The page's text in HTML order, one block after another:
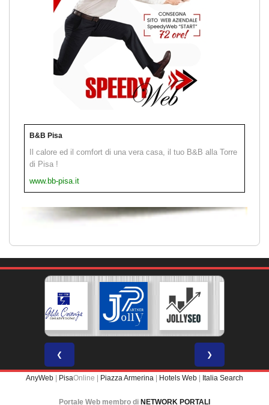
B&B Pisa
Il calore ed il comfort di una vera casa, il tuo B&B alla Torre
di Pisa !
www.bb-pisa.it
❮ ❯
AnyWeb PisaOnline | Piazza Armerina Hotels Web Italia Search
Portale Web membro di NETWORK PORTALI